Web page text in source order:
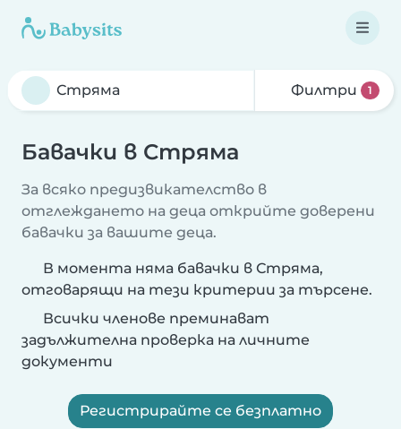
Филтри 1
Бавачки в Стряма
За всяко предизвикателство в
отглеждането на деца открийте доверени
бавачки за вашите деца.
В момента няма бавачки в Стряма,
отговарящи на тези критерии за търсене.
Всички членове преминават
задължителна проверка на личните
документи
Регистрирайте се безплатно